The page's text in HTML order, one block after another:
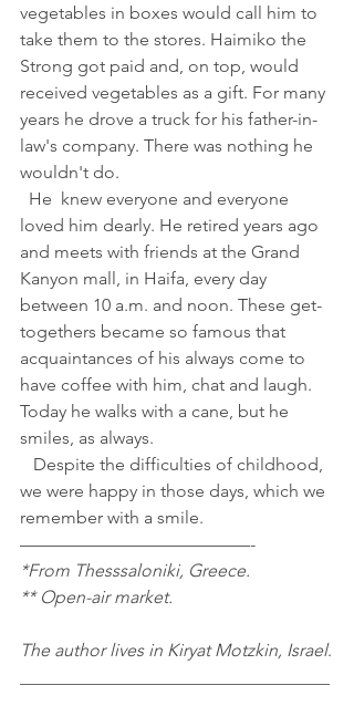
vegetables in boxes would call him to
take them to the stores. Haimiko the
Strong got paid and, on top, would
received vegetables as a gift. For many
years he drove a truck for his father-in-
law's company. There was nothing he
wouldn't do.
loved him dearly. He retired years ago
and meets with friends at the Grand
Kanyon mall, in Haifa, every day
between 10 a.m. and noon. These get-
togethers became so famous that
acquaintances of his always come to
have coffee with him, chat and laugh.
Today he walks with a cane, but he
smiles, as always.
we were happy in those days, which we
remember with a smile.
—————————————-
*From Thesssaloniki, Greece.
** Open-air market.
The author lives in Kiryat Motzkin, Israel.